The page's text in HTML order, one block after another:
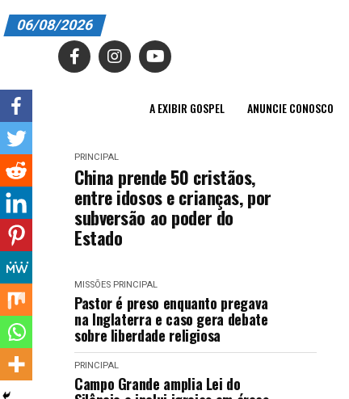
A EXIBIR GOSPEL
EDITORIAL
ENTREVISTAS
FINALIZAR COMPRA
HOME
06/08/2026
A EXIBIR GOSPEL ANUNCIE CONOSCO
PRINCIPAL
China prende 50 cristãos,
entre idosos e crianças, por
subversão ao poder do
Estado
MISSÕES PRINCIPAL
Pastor é preso enquanto pregava
na Inglaterra e caso gera debate
sobre liberdade religiosa
PRINCIPAL
Campo Grande amplia Lei do